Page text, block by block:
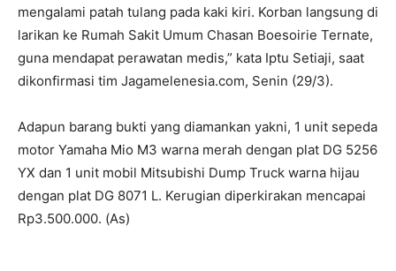
mengalami patah tulang pada kaki kiri. Korban langsung di
larikan ke Rumah Sakit Umum Chasan Boesoirie Ternate,
guna mendapat perawatan medis,” kata Iptu Setiaji, saat
dikonfirmasi tim Jagamelenesia.com, Senin (29/3).
Adapun barang bukti yang diamankan yakni, 1 unit sepeda
motor Yamaha Mio M3 warna merah dengan plat DG 5256
YX dan 1 unit mobil Mitsubishi Dump Truck warna hijau
dengan plat DG 8071 L. Kerugian diperkirakan mencapai
Rp3.500.000. (As)